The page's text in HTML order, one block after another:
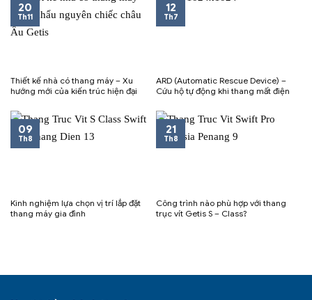
Thiết kế nhà có thang máy – Xu
hướng mới của kiến trúc hiện đại
20
Th11
ARD (Automatic Rescue Device) –
Cứu hộ tự động khi thang mất điện
12
Th7
Kinh nghiệm lựa chọn vị trí lắp đặt
thang máy gia đình
09
Th8
Công trình nào phù hợp với thang
trục vít Getis S – Class?
21
Th8